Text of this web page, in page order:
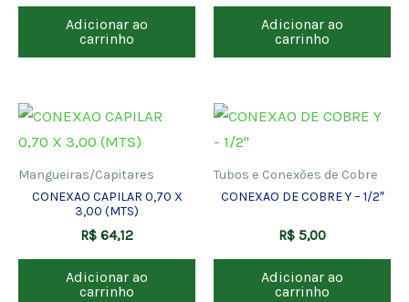
Adicionar ao
carrinho
Adicionar ao
carrinho
Mangueiras/Capitares
CONEXAO CAPILAR 0,70 X
3,00 (MTS)
R$ 64,12
Adicionar ao
carrinho
Tubos e Conexões de Cobre
CONEXAO DE COBRE Y – 1/2″
R$ 5,00
Adicionar ao
carrinho